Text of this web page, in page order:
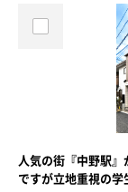
人気の街『中野駅
ですが立地重視の